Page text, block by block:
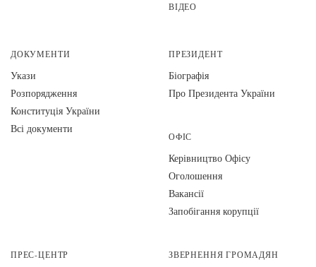
ВІДЕО
ДОКУМЕНТИ
Укази
Розпорядження
Конституція України
Всі документи
ПРЕЗИДЕНТ
Біографія
Про Президента України
ОФІС
Керівництво Офісу
Оголошення
Вакансії
Запобігання корупції
ПРЕС-ЦЕНТР ЗВЕРНЕННЯ ГРОМАДЯН